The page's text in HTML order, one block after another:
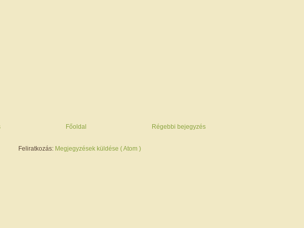
Régebbi bejegyzés
Főoldal
Feliratkozás: Megjegyzések küldése ( Atom )